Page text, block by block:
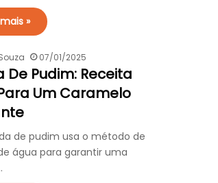
»
07/01/2025
De Pudim: Receita
Um Caramelo
de pudim usa o método de
água para garantir uma